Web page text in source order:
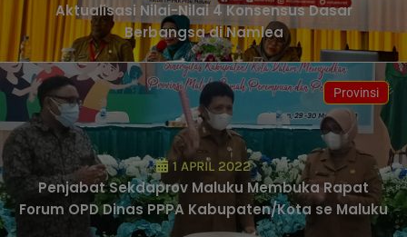
Aktualisasi Nilai-Nilai 4 Konsensus Dasar
Berbangsa di Namlea
Provinsi
1 APRIL 2022
Penjabat Sekdaprov Maluku Membuka Rapat
Forum OPD Dinas PPPA Kabupaten/Kota se Maluku